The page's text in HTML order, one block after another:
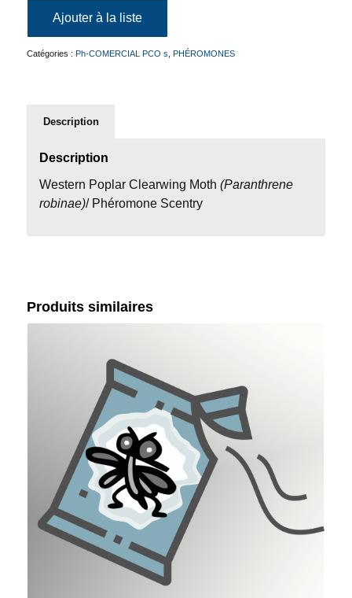
Ajouter à la liste
Catégories : Ph-COMERCIAL PCO s PHÉROMONES
Description
Description
Western Poplar Clearwing Moth (Paranthrene
robinae)/ Phéromone Scentry
Produits similaires